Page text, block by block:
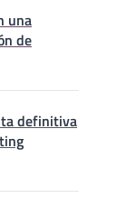
una
de
definitiva